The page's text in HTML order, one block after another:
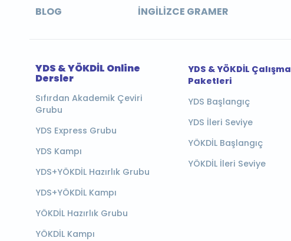
BLOG İNGILIZCE GRAMER
YDS & YÖKDİL Online
Dersler
Sıfırdan Akademik Çeviri
Grubu
YDS Express Grubu
YDS Kampı
YDS+YÖKDİL Hazırlık Grubu
YDS+YÖKDİL Kampı
YÖKDİL Hazırlık Grubu
YÖKDİL Kampı
YDS & YÖKDİL Çalışma
Paketleri
YDS Başlangıç
YDS İleri Seviye
YÖKDİL Başlangıç
YÖKDİL İleri Seviye